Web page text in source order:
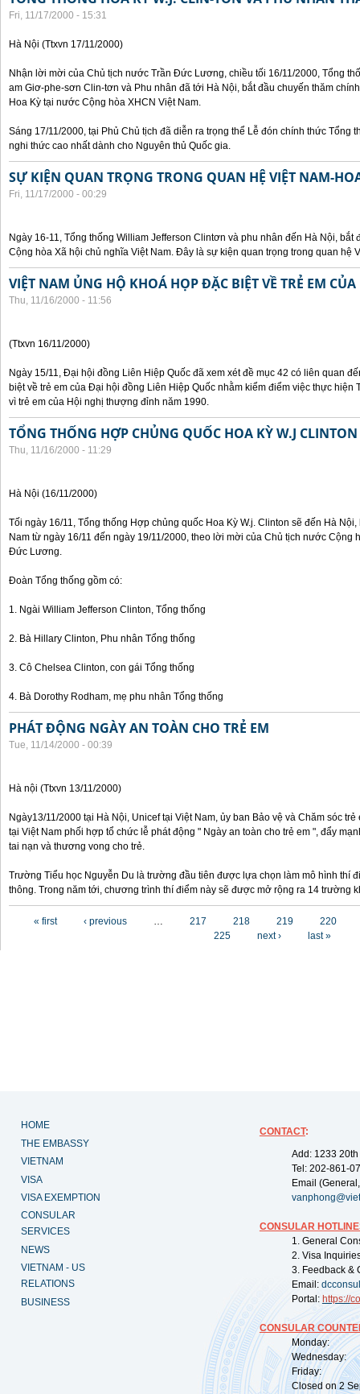
Fri, 11/17/2000 - 15:31
Hà Nội (Ttxvn 17/11/2000)
Nhận lời mời của Chủ tịch nước Trần Đức Lương, chiều tối 16/11/2000, Tổng
am Giơ-phe-sơn Clin-tơn và Phu nhân đã tới Hà Nội, bắt đầu chuyến thăm
Hoa Kỳ tại nước Cộng hòa XHCN Việt Nam.
Sáng 17/11/2000, tại Phủ Chủ tịch đã diễn ra trọng thể Lễ đón chính thức Tổng
nghi thức cao nhất dành cho Nguyên thủ Quốc gia.
SỰ KIỆN QUAN TRỌNG TRONG QUAN HỆ VIỆT NAM-
Fri, 11/17/2000 - 00:29
Ngày 16-11, Tổng thống William Jefferson Clintơn và phu nhân đến Hà Nội,
Cộng hòa Xã hội chủ nghĩa Việt Nam. Đây là sự kiện quan trọng trong quan hệ
VIỆT NAM ỦNG HỘ KHOÁ HỌP ĐẶC BIỆT VỀ TRẺ EM
Thu, 11/16/2000 - 11:56
(Ttxvn 16/11/2000)
Ngày 15/11, Đại hội đồng Liên Hiệp Quốc đã xem xét đề mục 42 có liên quan
biệt về trẻ em của Đại hội đồng Liên Hiệp Quốc nhằm kiểm điểm việc thực
vì trẻ em của Hội nghị thượng đỉnh năm 1990.
TỔNG THỐNG HỢP CHỦNG QUỐC HOA KỲ W.J
Thu, 11/16/2000 - 11:29
Hà Nội (16/11/2000)
Tối ngày 16/11, Tổng thống Hợp chủng quốc Hoa Kỳ W.j. Clinton sẽ đến Hà
Nam từ ngày 16/11 đến ngày 19/11/2000, theo lời mời của Chủ tịch nước Cộng
Đức Lương.
Đoàn Tổng thống gồm có:
1. Ngài William Jefferson Clinton, Tổng thống
2. Bà Hillary Clinton, Phu nhân Tổng thống
3. Cô Chelsea Clinton, con gái Tổng thống
4. Bà Dorothy Rodham, mẹ phu nhân Tổng thống
PHÁT ĐỘNG NGÀY AN TOÀN CHO TRẺ EM
Tue, 11/14/2000 - 00:39
Hà nội (Ttxvn 13/11/2000)
Ngày13/11/2000 tại Hà Nội, Unicef tại Việt Nam, ủy ban Bảo vệ và Chăm sóc
tại Việt Nam phối hợp tổ chức lễ phát động " Ngày an toàn cho trẻ em ", đẩy
tai nạn và thương vong cho trẻ.
Trường Tiểu học Nguyễn Du là trường đầu tiên được lựa chọn làm mô hình thí
thông. Trong năm tới, chương trình thí điểm này sẽ được mở rộng ra 14 trường
« first ‹ previous … 217 218 219
220
225
next › last »
HOME
THE EMBASSY
VIETNAM
VISA
VISA EXEMPTION
CONSULAR
SERVICES
NEWS
VIETNAM - US
RELATIONS
BUSINESS
CONTACT:
Add: 1233
Tel: 202-861-
Email
CONSULAR
1. General
2. Visa
3. Feedback &
Email:
Portal: https://
CONSULAR
Monday:
Wednesday:
Friday:
Closed on 2